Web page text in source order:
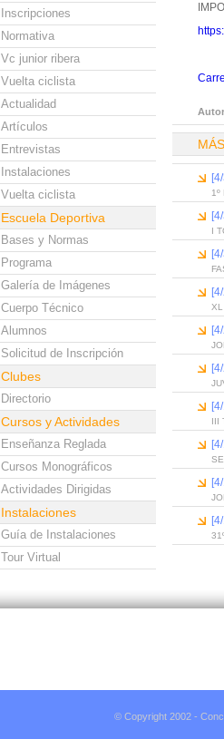
Inscripciones
Normativa
Vc junior ribera
Vuelta ciclista
Actualidad
Artículos
Entrevistas
Instalaciones
Vuelta ciclista
Escuela Deportiva
Bases y Normas
Programa
Galería de Imágenes
Cuerpo Técnico
Alumnos
Solicitud de Inscripción
Clubes
Directorio
Cursos y Actividades
Enseñanza Reglada
Cursos Monográficos
Actividades Dirigidas
Instalaciones
Guía de Instalaciones
Tour Virtual
1º
I
XL
III
© Copyright 2002 -